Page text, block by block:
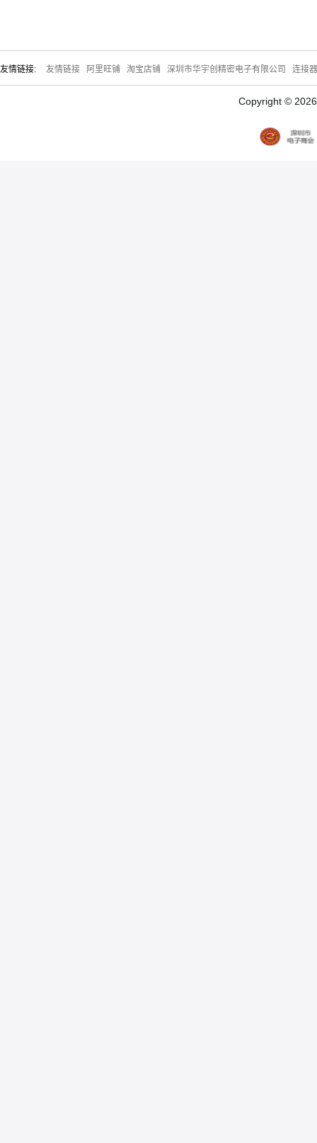
友情链接: 友情链接 阿里旺铺 淘宝店铺 深圳市华宇创精密电子有限公司 连接
Copyright ©